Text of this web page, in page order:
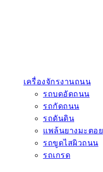
เครื่องจักรงานถนน
รถบดอัดถนน
รถกัดถนน
รถดันดิน
แพล้นยางมะตอย
รถขูดไสผิวถนน
รถเกรด